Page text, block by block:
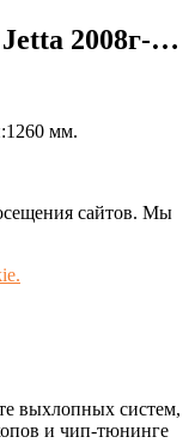
2008г-…
мм.
сайтов. Мы
выхлопных систем,
и чип-тюнинге